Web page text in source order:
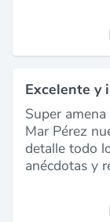
Excelente y
Super
Mar Pérez
detalle todo
anécdotas y